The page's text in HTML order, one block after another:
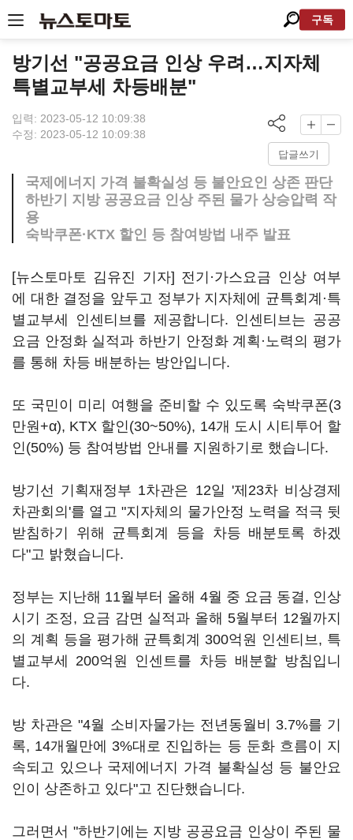
구독
방기선 "공공요금 인상 우려…지자체
특별교부세 차등배분"
입력: 2023-05-12 10:09:38
수정: 2023-05-12 10:09:38
답글쓰기
국제에너지 가격 불확실성 등 불안요인 상존 판단
하반기 지방 공공요금 인상 주된 물가 상승압력 작
용
숙박쿠폰·KTX 할인 등 참여방법 내주 발표
[뉴스토마토 김유진 기자] 전기·가스요금 인상 여부
에 대한 결정을 앞두고 정부가 지자체에 균특회계·특
별교부세 인센티브를 제공합니다. 인센티브는 공공
요금 안정화 실적과 하반기 안정화 계획·노력의 평가
를 통해 차등 배분하는 방안입니다.
또 국민이 미리 여행을 준비할 수 있도록 숙박쿠폰(3
만원+α), KTX 할인(30~50%), 14개 도시 시티투어 할
인(50%) 등 참여방법 안내를 지원하기로 했습니다.
방기선 기획재정부 1차관은 12일 '제23차 비상경제
차관회의'를 열고 "지자체의 물가안정 노력을 적극 뒷
받침하기 위해 균특회계 등을 차등 배분토록 하겠
다"고 밝혔습니다.
정부는 지난해 11월부터 올해 4월 중 요금 동결, 인상
시기 조정, 요금 감면 실적과 올해 5월부터 12월까지
의 계획 등을 평가해 균특회계 300억원 인센티브, 특
별교부세 200억원 인센트를 차등 배분할 방침입니
다.
방 차관은 "4월 소비자물가는 전년동월비 3.7%를 기
록, 14개월만에 3%대로 진입하는 등 둔화 흐름이 지
속되고 있으나 국제에너지 가격 불확실성 등 불안요
인이 상존하고 있다"고 진단했습니다.
그러면서 "하반기에는 지방 공공요금 인상이 주된 물